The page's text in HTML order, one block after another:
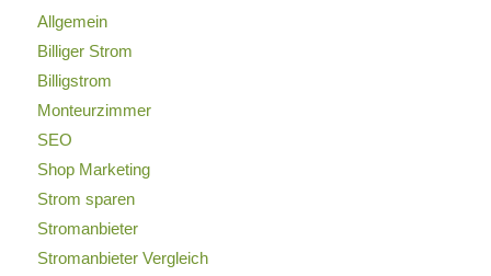
Allgemein
Billiger Strom
Billigstrom
Monteurzimmer
SEO
Shop Marketing
Strom sparen
Stromanbieter
Stromanbieter Vergleich